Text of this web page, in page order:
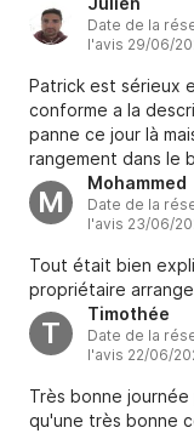
Date de la
l'avis 29/06/
Patrick est sérieux
conforme a la
panne ce jour là
rangement dans le
agréables et
supplémentaire sur
M
Mohammed
Date de la
l'avis 23/06/
Tout était bien
propriétaire
T
Timothée
Date de la
l'avis 22/06/
Très bonne
qu'une très bonne